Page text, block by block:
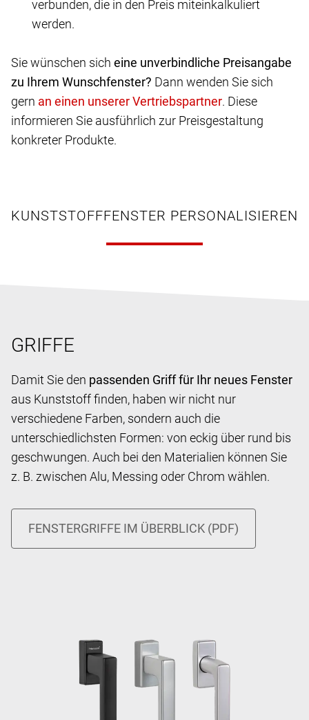
verbunden, die in den Preis miteinkalkuliert
werden.
Sie wünschen sich eine unverbindliche Preisangabe
zu Ihrem Wunschfenster? Dann wenden Sie sich
gern
. Diese
informieren Sie ausführlich zur Preisgestaltung
konkreter Produkte.
KUNSTSTOFFFENSTER PERSONALISIEREN
GRIFFE
Damit Sie den passenden Griff für Ihr neues Fenster
aus Kunststoff finden, haben wir nicht nur
verschiedene Farben, sondern auch die
unterschiedlichsten Formen: von eckig über rund bis
geschwungen. Auch bei den Materialien können Sie
z. B. zwischen Alu, Messing oder Chrom wählen.